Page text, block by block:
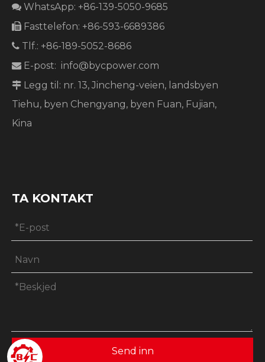
 WhatsApp: +86-139-5050-9685
 Fasttelefon: +86-593-6689386
 Tlf.: +86-189-5052-8686
 E-post: info@bycpower.com
 Legg til: nr. 13, Jincheng-veien, landsbyen
Tiehu, byen Chengyang, byen Fuan, Fujian,
Kina
TA KONTAKT
Send inn